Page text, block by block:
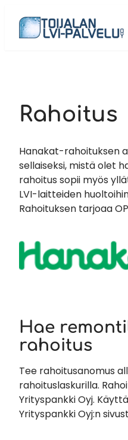
sisältöön
Rahoitus
Hanakat-rahoituksen
sellaiseksi, mistä olet
rahoitus sopii myös
LVI-laitteiden
Rahoituksen tarjoaa
Hae
rahoitus
Tee rahoitusanomus
rahoituslaskurilla.
Yrityspankki Oyj.
Yrityspankki Oyj:n